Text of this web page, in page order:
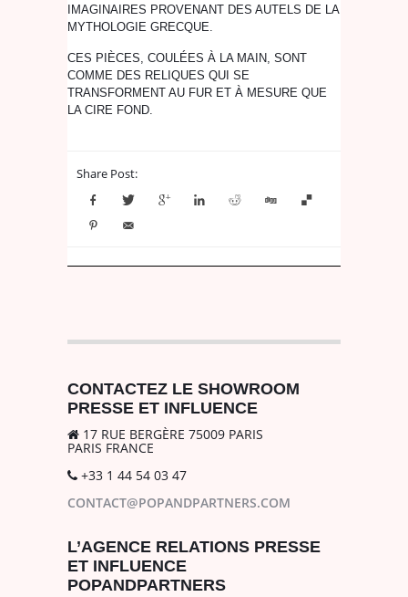
IMAGINAIRES PROVENANT DES AUTELS DE LA
MYTHOLOGIE GRECQUE.
CES PIÈCES, COULÉES À LA MAIN, SONT
COMME DES RELIQUES QUI SE
TRANSFORMENT AU FUR ET À MESURE QUE
LA CIRE FOND.
Share Post:
CONTACTEZ LE SHOWROOM
PRESSE ET INFLUENCE
17 RUE BERGÈRE 75009 PARIS
PARIS FRANCE
+33 1 44 54 03 47
CONTACT@POPANDPARTNERS.COM
L’AGENCE RELATIONS PRESSE
ET INFLUENCE
POPANDPARTNERS